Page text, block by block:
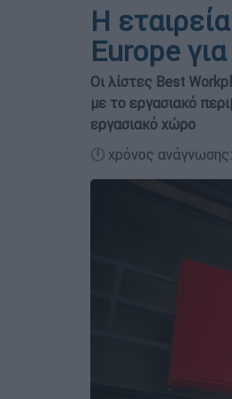
Η
Europe
Οι λίστες Best
με το εργασιακό
εργασιακό χώρο
🕛 χρόνος